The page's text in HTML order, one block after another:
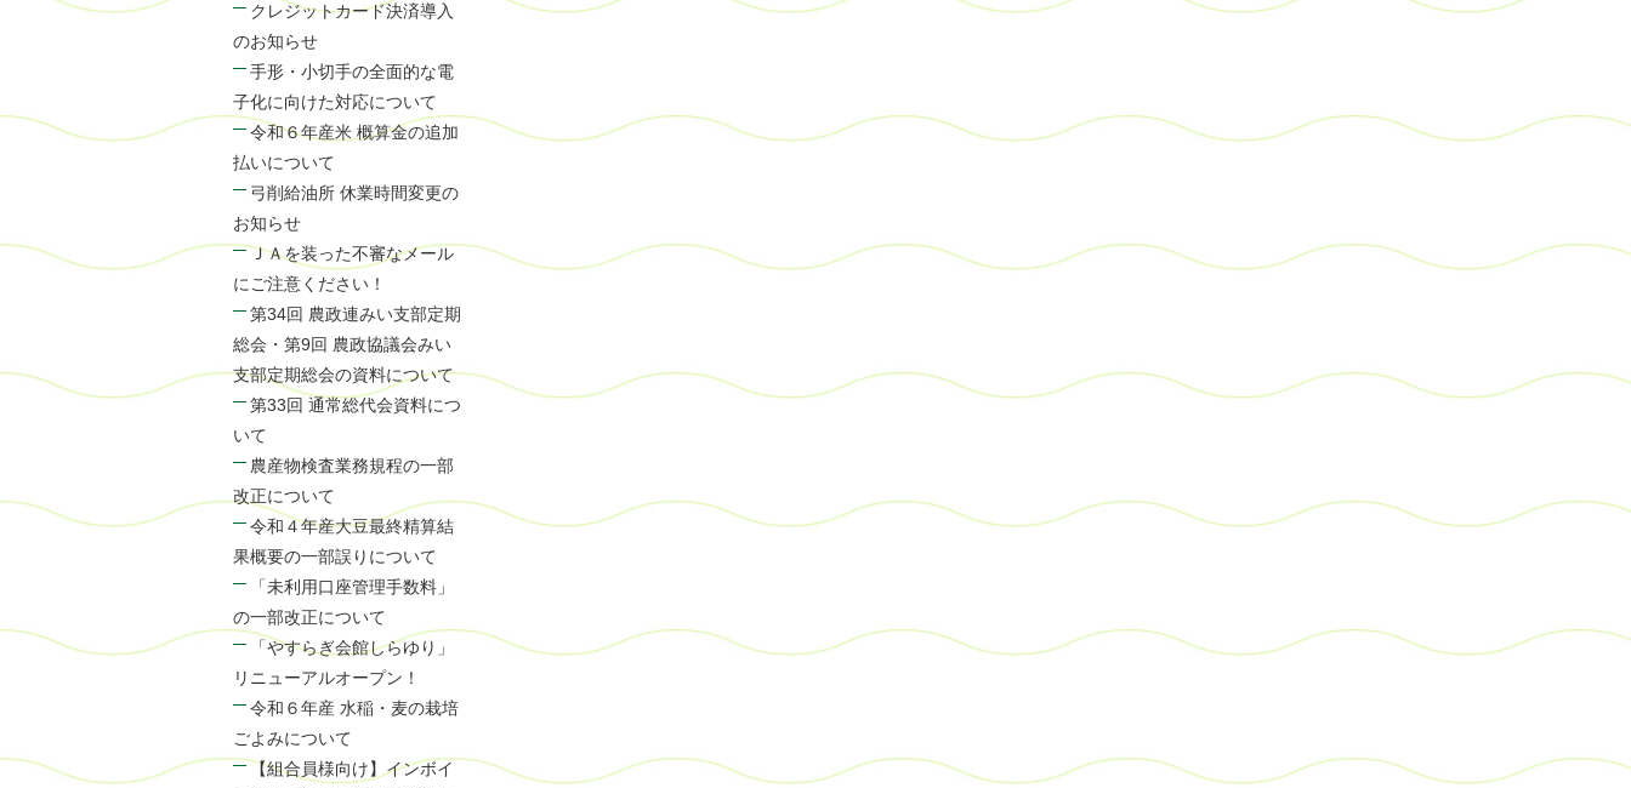
クレジットカード決済導入
のお知らせ
手形・小切手の全面的な電
子化に向けた対応について
令和６年産米 概算金の追加
払いについて
弓削給油所 休業時間変更の
お知らせ
ＪＡを装った不審なメール
にご注意ください！
第34回 農政連みい支部定期
総会・第9回 農政協議会みい
支部定期総会の資料について
第33回 通常総代会資料につ
いて
農産物検査業務規程の一部
改正について
令和４年産大豆最終精算結
果概要の一部誤りについて
「未利用口座管理手数料」
の一部改正について
「やすらぎ会館しらゆり」
リニューアルオープン！
令和６年産 水稲・麦の栽培
ごよみについて
【組合員様向け】インボイ